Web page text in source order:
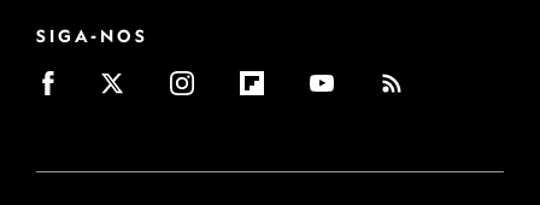
SIGA-NOS